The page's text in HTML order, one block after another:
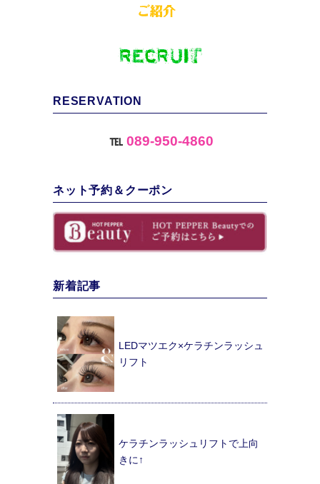
RESERVATION
℡ 089-950-4860
ネット予約＆クーポン
新着記事
LEDマツエク×ケラチンラッシュ
リフト
ケラチンラッシュリフトで上向
きに↑